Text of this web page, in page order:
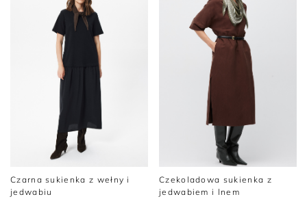
Czarna sukienka z wełny i
jedwabiu
Czekoladowa sukienka z
jedwabiem i lnem